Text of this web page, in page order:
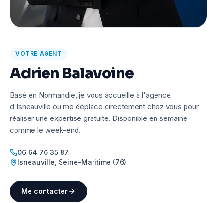
VOTRE AGENT
Adrien Balavoine
Basé en Normandie, je vous accueille à l'agence
d'Isneauville ou me déplace directement chez vous pour
réaliser une expertise gratuite. Disponible en semaine
comme le week-end.
06 64 76 35 87
Isneauville Seine-Maritime (76)
Me contacter